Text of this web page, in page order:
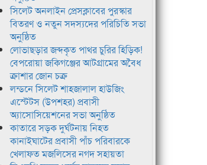
সিলেট অনলাইন প্রেসক্লাবের পুরস্কার
বিতরণ ও নতুন সদস্যদের পরিচিতি সভা
অনুষ্ঠিত
লোভাছড়ার জব্দকৃত পাথর চুরির হিড়িক!
বেপরোয়া জকিগঞ্জের আটগ্রামের অবৈধ
ক্রাশার জোন চক্র
লন্ডনে সিলেট শাহজালাল হাউজিং
এস্টেটস (উপশহর) প্রবাসী
অ্যাসোসিয়েশনের সভা অনুষ্ঠিত
কাতারে সড়ক দুর্ঘটনায় নিহত
কানাইঘাটের প্রবাসী পাঁচ পরিবারকে
খেলাফত মজলিসের নগদ সহায়তা